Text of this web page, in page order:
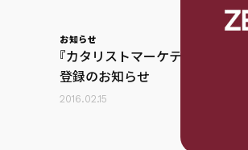
お知らせ
『カタリストマーケティングⓇ』商
登録のお知らせ
2016.02.15